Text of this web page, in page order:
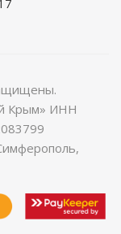
Крым» ИНН